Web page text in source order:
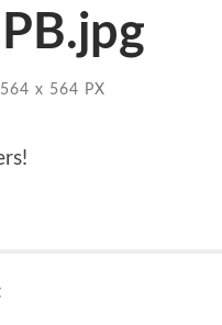
564 x 564 PX